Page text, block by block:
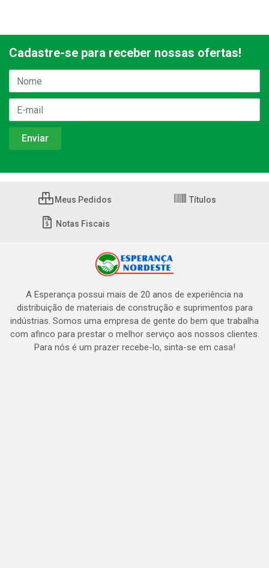
Cadastre-se para receber nossas ofertas!
Meus Pedidos Títulos
Notas Fiscais
A Esperança possui mais de 20 anos de experiência na
distribuição de materiais de construção e suprimentos para
indústrias. Somos uma empresa de gente do bem que trabalha
com afinco para prestar o melhor serviço aos nossos clientes.
Para nós é um prazer recebe-lo, sinta-se em casa!